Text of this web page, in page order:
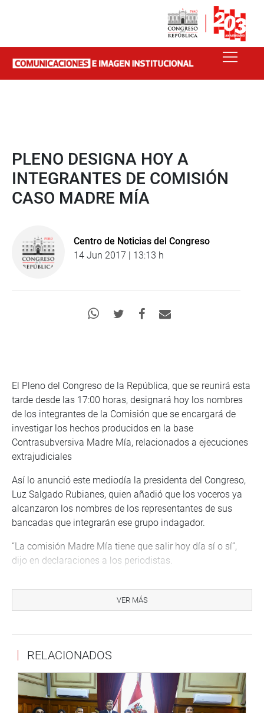
PLENO DESIGNA HOY A
INTEGRANTES DE COMISIÓN
CASO MADRE MÍA
Centro de Noticias del Congreso
14 Jun 2017 | 13:13 h
El Pleno del Congreso de la República, que se reunirá esta
tarde desde las 17:00 horas, designará hoy los nombres
de los integrantes de la Comisión que se encargará de
investigar los hechos producidos en la base
Contrasubversiva Madre Mía, relacionados a ejecuciones
extrajudiciales
Así lo anunció este mediodía la presidenta del Congreso,
Luz Salgado Rubianes, quien añadió que los voceros ya
alcanzaron los nombres de los representantes de sus
bancadas que integrarán ese grupo indagador.
“La comisión Madre Mía tiene que salir hoy día sí o sí”,
dijo en declaraciones a los periodistas.
de los subalternos del entonces capitán Ollanta Humala,
que señalan que los ajusticiamientos “eran decisiones
Como se recuerda, en sesión del Pleno del 18 de mayo, se
aprobó las mociones de orden del día 2417 y 2362,
mediante las cuales se creó esa comisión investigadora
que tendrá un plazo de 180 días
VER MÁS
RELACIONADOS